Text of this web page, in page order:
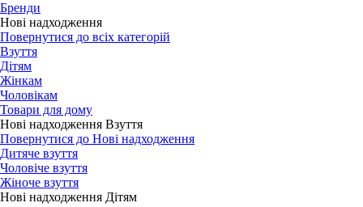
Бренди
Нові надходження
Повернутися до всіх категорій
Взуття
Дітям
Жінкам
Чоловікам
Товари для дому
Нові надходження Взуття
Повернутися до Нові надходження
Дитяче взуття
Чоловіче взуття
Жіноче взуття
Нові надходження Дітям